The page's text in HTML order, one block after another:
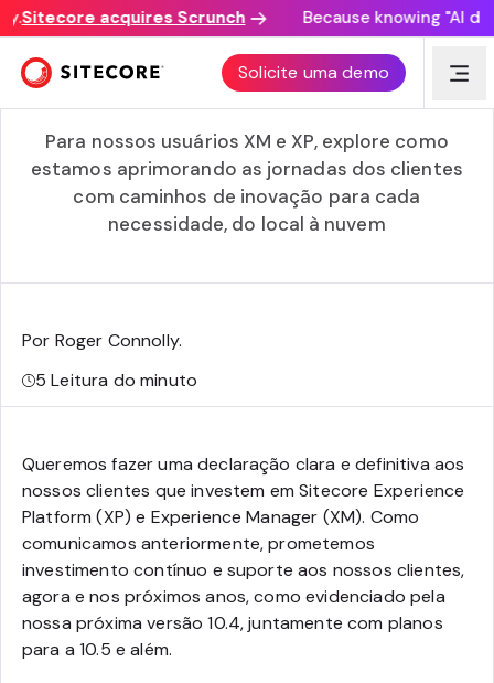
Sitecore acquires Scrunch Because knowing "AI
Solicite uma demo
Navegando amanhã: o compromisso contínuo da
Sitecore com a excelência XP e o empoderamento do
cliente
Para nossos usuários XM e XP, explore como
estamos aprimorando as jornadas dos clientes
com caminhos de inovação para cada
necessidade, do local à nuvem
Por Roger Connolly.
5Leitura do minuto
Queremos fazer uma declaração clara e definitiva aos
nossos clientes que investem em Sitecore Experience
Platform (XP) e Experience Manager (XM). Como
comunicamos anteriormente, prometemos
investimento contínuo e suporte aos nossos clientes,
agora e nos próximos anos, como evidenciado pela
nossa próxima versão 10.4, juntamente com planos
para a 10.5 e além.